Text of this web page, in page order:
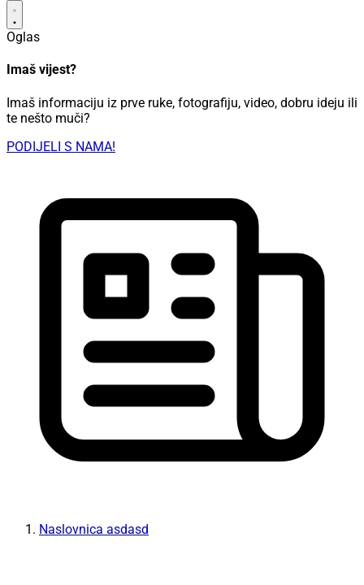
Oglas
Imaš vijest?
Imaš informaciju iz prve ruke, fotografiju, video, dobru ideju ili
te nešto muči?
PODIJELI S NAMA!
Naslovnica asdasd